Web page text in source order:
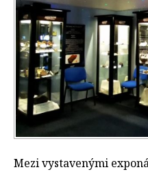
Mezi vystavenými